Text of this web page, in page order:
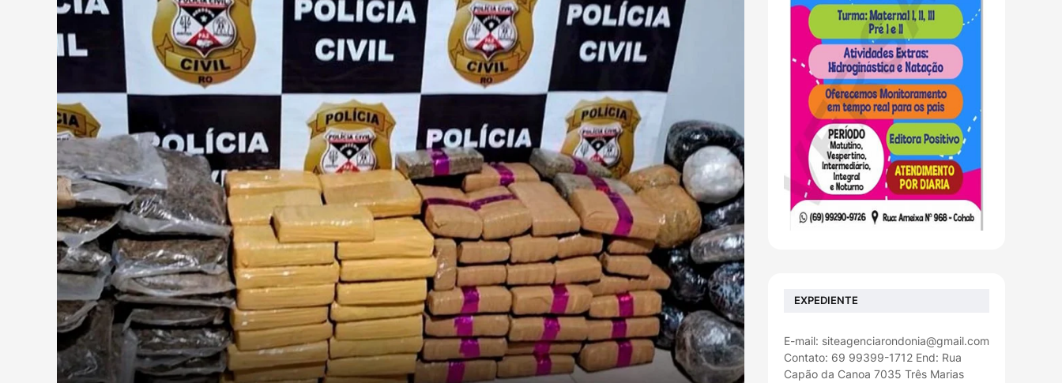
EXPEDIENTE
E-mail: siteagenciarondonia@gmail.com
Contato: 69 99399-1712 End: Rua
Capão da Canoa 7035 Três Marias